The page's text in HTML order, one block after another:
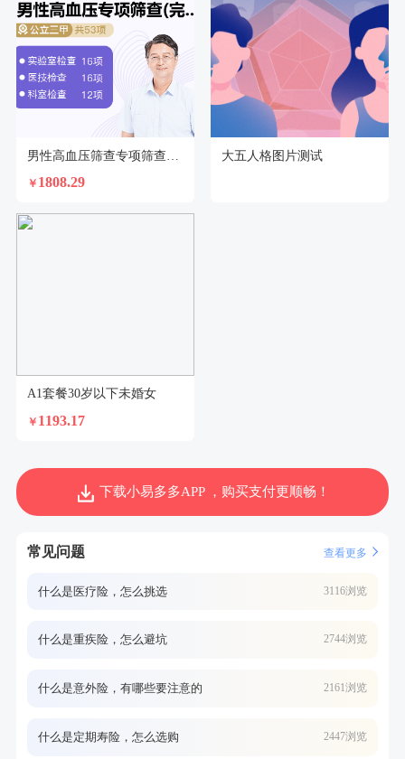
￥ 1808.29
大五人格图片测试
A1套餐30岁以下未婚女
￥ 1193.17
下载小易多多APP ，购买支付更顺畅！
常见问题 查看更多
什么是医疗险，怎么挑选 3116浏览
什么是重疾险，怎么避坑 2744浏览
什么是意外险，有哪些要注意的 2161浏览
什么是定期寿险，怎么选购 2447浏览